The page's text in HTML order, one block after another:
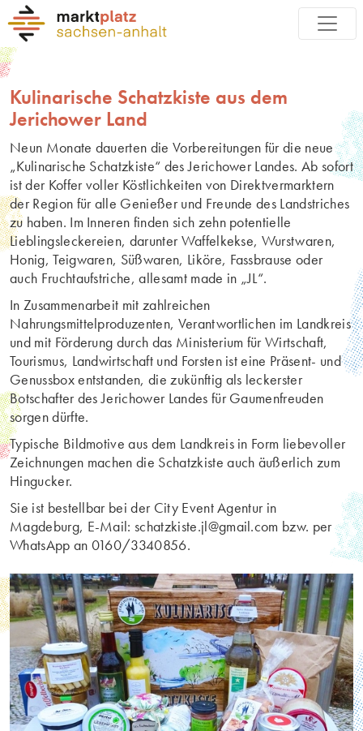
Kulinarische Schatzkiste aus dem
Jerichower Land
Neun Monate dauerten die Vorbereitungen für die neue
„Kulinarische Schatzkiste“ des Jerichower Landes. Ab sofort
ist der Koffer voller Köstlichkeiten von Direktvermarktern
der Region für alle Genießer und Freunde des Landstriches
zu haben. Im Inneren finden sich zehn potentielle
Lieblingsleckereien, darunter Waffelkekse, Wurstwaren,
Honig, Teigwaren, Süßwaren, Liköre, Fassbrause oder
auch Fruchtaufstriche, allesamt made in „JL“.
In Zusammenarbeit mit zahlreichen
Nahrungsmittelproduzenten, Verantwortlichen im Landkreis
und mit Förderung durch das Ministerium für Wirtschaft,
Tourismus, Landwirtschaft und Forsten ist eine Präsent- und
Genussbox entstanden, die zukünftig als leckerster
Botschafter des Jerichower Landes für Gaumenfreuden
sorgen dürfte.
Typische Bildmotive aus dem Landkreis in Form liebevoller
Zeichnungen machen die Schatzkiste auch äußerlich zum
Hingucker.
Sie ist bestellbar bei der City Event Agentur in
Magdeburg, E-Mail: schatzkiste.jl@gmail.com bzw. per
WhatsApp an 0160/3340856.